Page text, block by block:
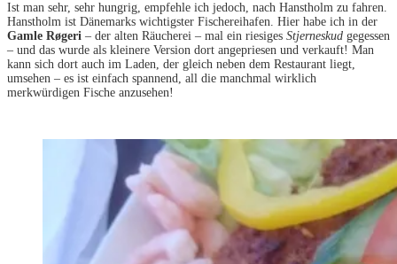
Ist man sehr, sehr hungrig, empfehle ich jedoch, nach Hanstholm zu fahren.
Hanstholm ist Dänemarks wichtigster Fischereihafen. Hier habe ich in der
Gamle Røgeri – der alten Räucherei – mal ein riesiges Stjerneskud gegessen
– und das wurde als kleinere Version dort angepriesen und verkauft! Man
kann sich dort auch im Laden, der gleich neben dem Restaurant liegt,
umsehen – es ist einfach spannend, all die manchmal wirklich
merkwürdigen Fische anzusehen!